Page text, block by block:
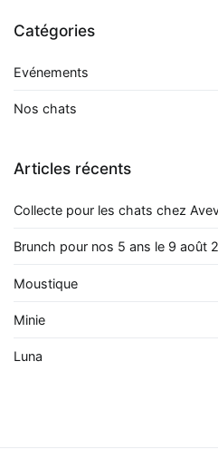
Catégories
Evénements
Nos chats
Articles récents
Collecte pour les chats chez
Brunch pour nos 5 ans le 9 août
Moustique
Minie
Luna